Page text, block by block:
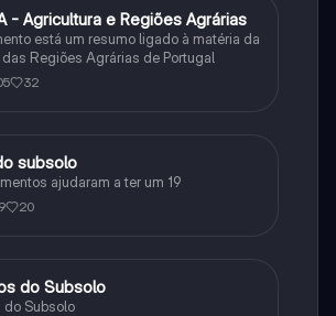
- Agricultura e Regiões Agrárias
está um resumo ligado à matéria da
Regiões Agrárias de Portugal
32
subsolo
ajudaram a ter um 19
20
do Subsolo
do Subsolo